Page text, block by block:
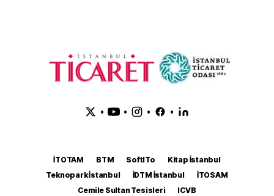
• • • •
İTOTAM BTM SoftITo
Kitap İstanbul
Teknopark İstanbul
İDTM İstanbul
İTOSAM
Cemile Sultan Tesisleri
ICVB